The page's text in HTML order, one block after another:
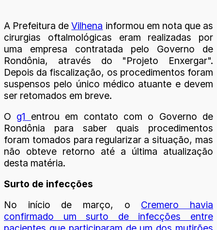
A Prefeitura deVilhena informou em nota que as
cirurgias oftalmológicas eram realizadas por
uma empresa contratada pelo Governo de
Rondônia, através do "Projeto Enxergar".
Depois da fiscalização, os procedimentos foram
suspensos pelo único médico atuante e devem
ser retomados em breve.
O g1 entrou em contato com o Governo de
Rondônia para saber quais procedimentos
foram tomados para regularizar a situação, mas
não obteve retorno até a última atualização
desta matéria.
Surto de infecções
No início de março, o Cremero havia
confirmado um surto de infecções entre